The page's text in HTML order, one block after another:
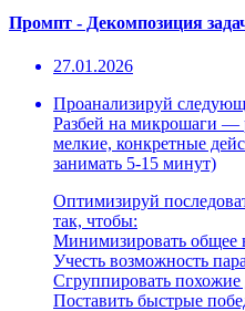
Промпт - Декомпозиция
27.01.2026
Проанализируй
Разбей на микрошаги —
мелкие, конкретные
занимать 5-15 минут)
Оптимизируй
так, чтобы:
Минимизировать общее
Учесть возможность
Сгруппировать похожие
Поставить быстрые